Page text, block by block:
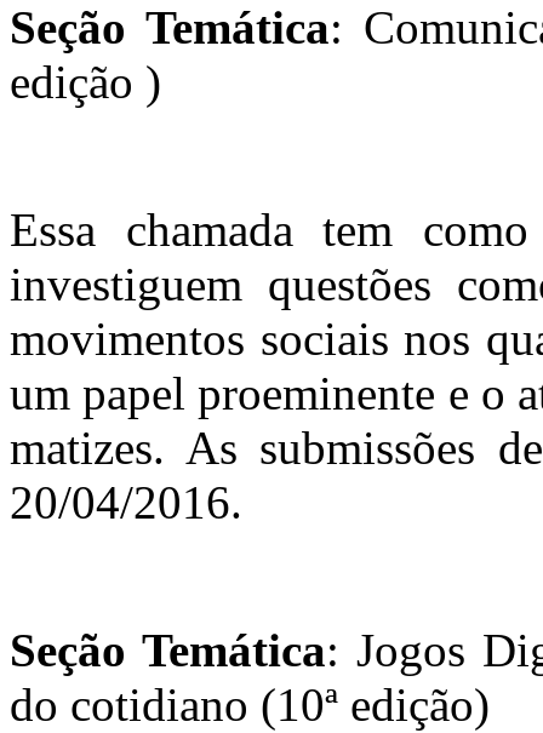
Seção Temática:
edição )
Essa chamada tem
investiguem questões
movimentos sociais nos
um papel proeminente e o
matizes. As submissões
20/04/2016.
Seção Temática: Jogos
do cotidiano (10ª edição)